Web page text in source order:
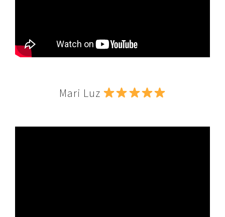
Mari Luz